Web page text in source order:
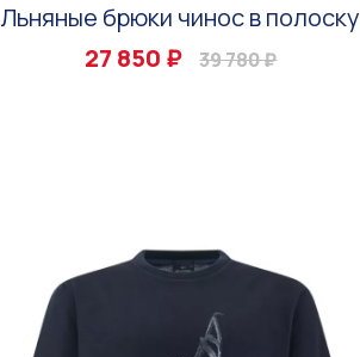
Льняные брюки чинос в полоску
27 850 ₽
39 780 ₽